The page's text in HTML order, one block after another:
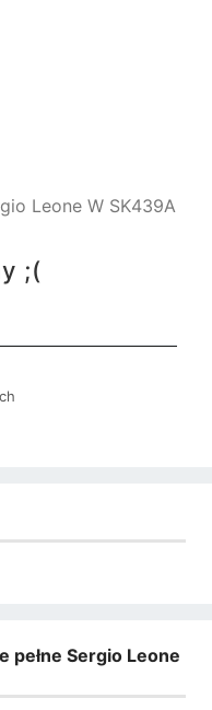
Leone W SK439A
;(
pełne Sergio Leone